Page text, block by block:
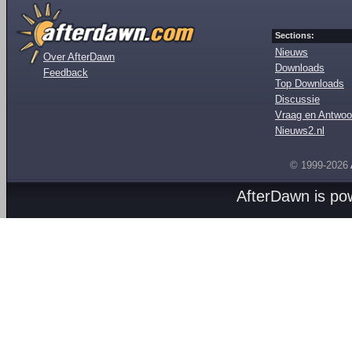
Over AfterDawn
Feedback
Sections:
Nieuws
Downloads
Top Downloads
Discussie
Vraag en
Nieuws2.nl
© 1999-2026
AfterDawn is